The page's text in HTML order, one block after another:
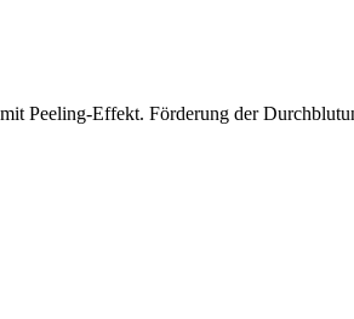
Peeling-Effekt. Förderung der